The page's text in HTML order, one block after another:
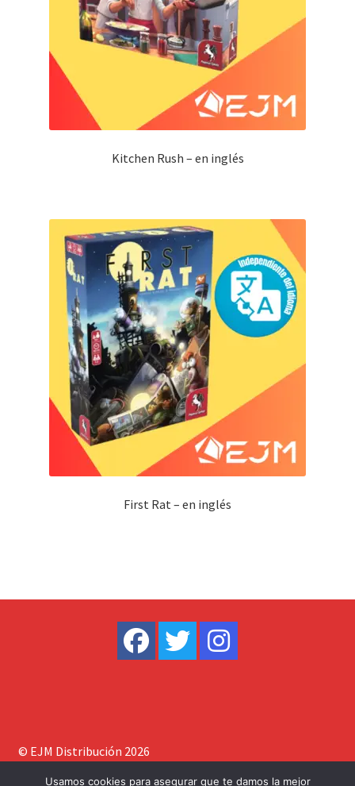
Kitchen Rush – en inglés
First Rat – en inglés
© EJM Distribución 2026
Usamos cookies para asegurar que te damos la mejor